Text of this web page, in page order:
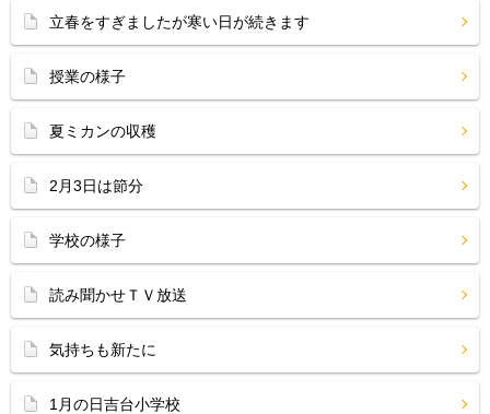
立春をすぎましたが寒い日が続きます
授業の様子
夏ミカンの収穫
2月3日は節分
学校の様子
読み聞かせＴＶ放送
気持ちも新たに
1月の日吉台小学校